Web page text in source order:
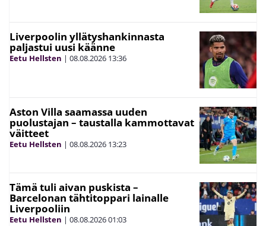
Liverpoolin yllätyshankinnasta
paljastui uusi käänne
Eetu Hellsten | 08.08.2026 13:36
Aston Villa saamassa uuden
puolustajan – taustalla kammottavat
väitteet
Eetu Hellsten | 08.08.2026 13:23
Tämä tuli aivan puskista –
Barcelonan tähtitoppari lainalle
Liverpooliin
Eetu Hellsten | 08.08.202601:03